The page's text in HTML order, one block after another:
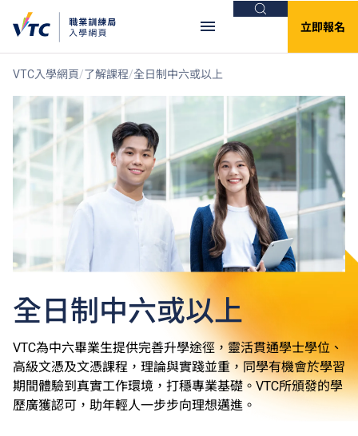
搜尋
立即報名
VTC入學網頁 了解課程 全日制中六或以上
全日制中六或以上
VTC為中六畢業生提供完善升學途徑，靈活貫通學士學位、
高級文憑及文憑課程，理論與實踐並重，同學有機會於學習
期間體驗到真實工作環境，打穩專業基礎。VTC所頒發的學
歷廣獲認可，助年輕人一步步向理想邁進。